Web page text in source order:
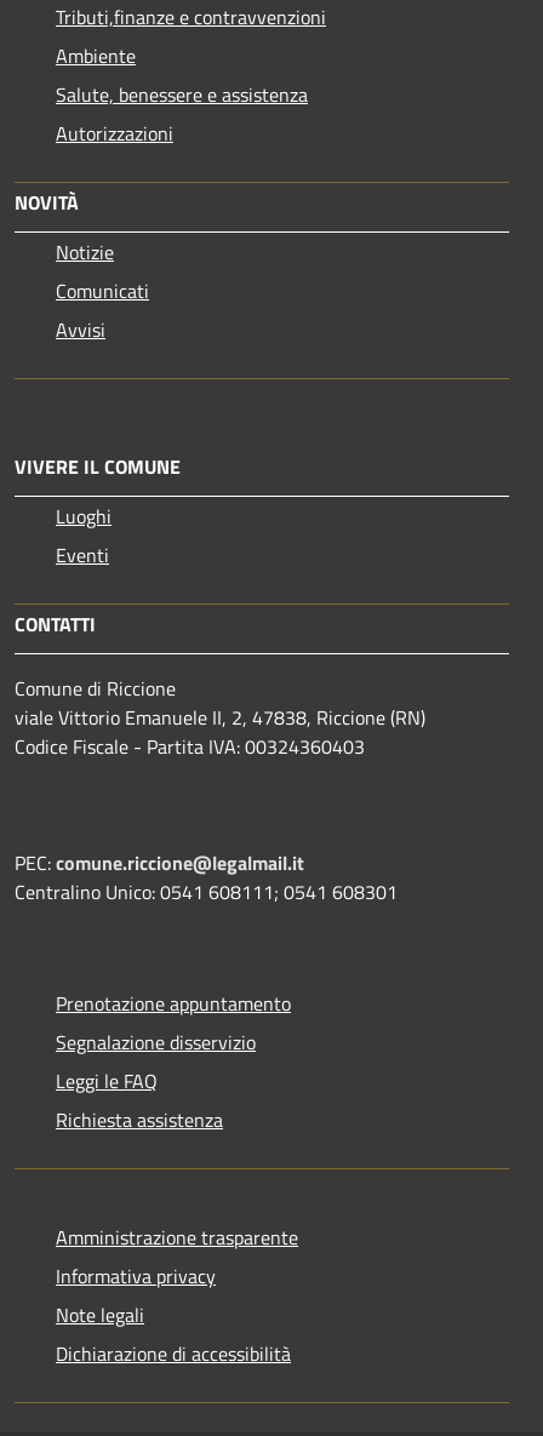
Tributi,finanze e contravvenzioni
Ambiente
Salute, benessere e assistenza
Autorizzazioni
NOVITÀ
Notizie
Comunicati
Avvisi
VIVERE IL COMUNE
Luoghi
Eventi
CONTATTI
Comune di Riccione
viale Vittorio Emanuele II, 2, 47838, Riccione (RN)
Codice Fiscale - Partita IVA: 00324360403
PEC:comune.riccione@legalmail.it
Centralino Unico: 0541 608111; 0541 608301
Prenotazione appuntamento
Segnalazione disservizio
Leggi le FAQ
Richiesta assistenza
Amministrazione trasparente
Informativa privacy
Note legali
Dichiarazione di accessibilità